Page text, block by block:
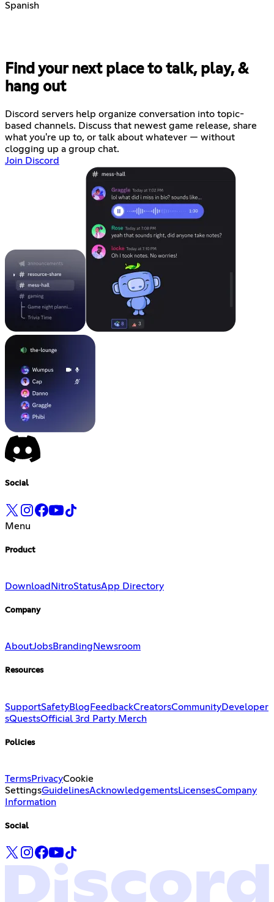
Spanish
Find your next place to talk, play, &
hang out
Discord servers help organize conversation into topic-
based channels. Discuss that newest game release, share
what you're up to, or talk about whatever — without
clogging up a group chat.
Join Discord
Social
Menu
Product
Download NitroStatusApp Directory
Company
AboutJobsBranding Newsroom
Resources
SupportSafetyBlogFeedbackCreatorsCommunityDeveloper
sQuestsOfficial 3rd Party Merch
Policies
TermsPrivacyCookie
SettingsGuidelinesAcknowledgementsLicensesCompany
Information
Social